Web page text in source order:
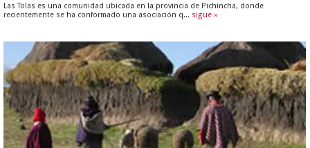
Las Tolas es una comunidad ubicada en la provincia de Pichincha, donde
recientemente se ha conformado una asociación q... sigue »